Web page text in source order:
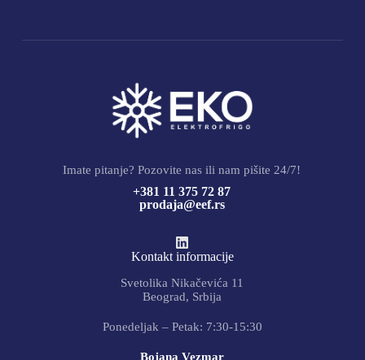
Imate pitanje? Pozovite nas ili nam pišite 24/7!
+381 11 375 72 87
prodaja@eef.rs
Kontakt informacije
Svetolika Nikačevića 11
Beograd, Srbija
Ponedeljak – Petak: 7:30-15:30
Bojana Vezmar